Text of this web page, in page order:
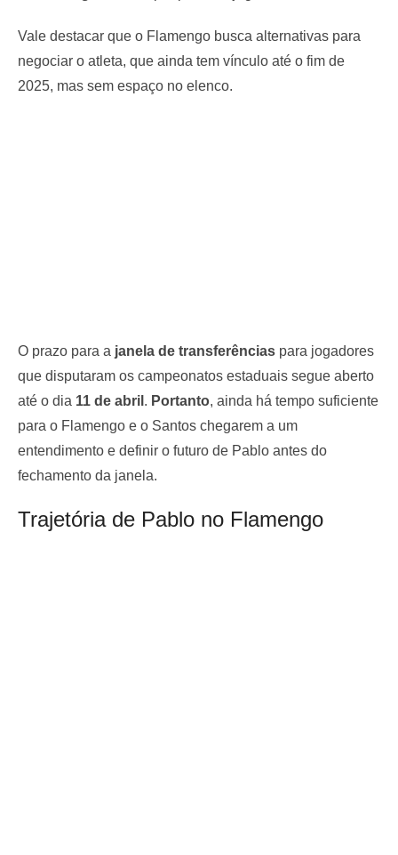
Vale destacar que o Flamengo busca alternativas para
negociar o atleta, que ainda tem vínculo até o fim de
2025, mas sem espaço no elenco.
O prazo para a janela de transferências para jogadores
que disputaram os campeonatos estaduais segue aberto
até o dia 11 de abril . Portanto, ainda há tempo suficiente
para o Flamengo e o Santos chegarem a um
entendimento e definir o futuro de Pablo antes do
fechamento da janela.
Trajetória de Pablo no Flamengo